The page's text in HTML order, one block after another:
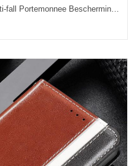
Samsung Galaxy A70s Hoesje Anti-fall Portemonnee Bescherming Ster Mobiele Telefoon Sale